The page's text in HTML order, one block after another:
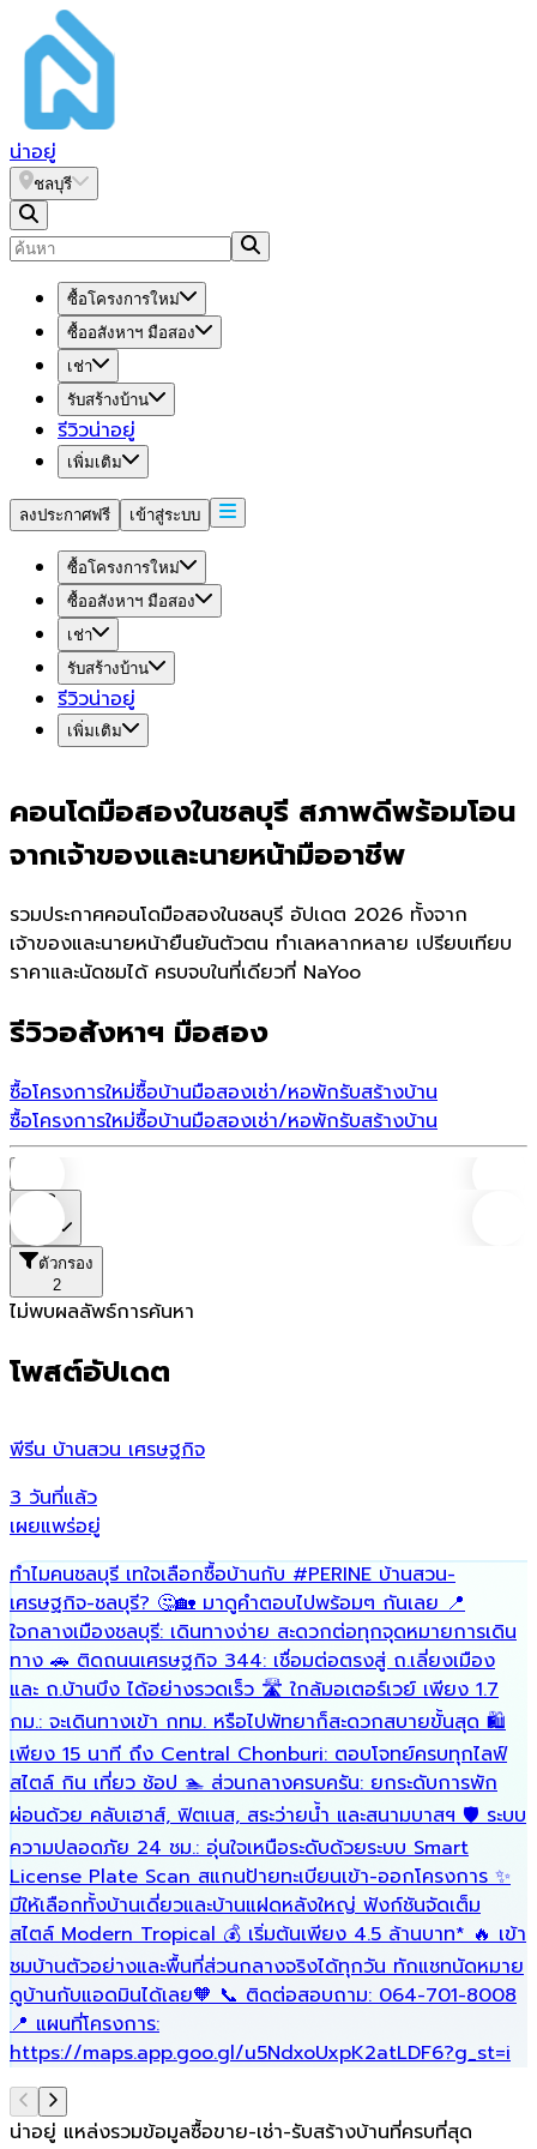
น่าอยู่
ชลบุรี
ซื้อโครงการใหม่
ซื้ออสังหาฯ มือสอง
เช่า
รับสร้างบ้าน
รีวิวน่าอยู่
เพิ่มเติม
ลงประกาศฟรี เข้าสู่ระบบ
ซื้อโครงการใหม่
ซื้ออสังหาฯ มือสอง
เช่า
รับสร้างบ้าน
รีวิวน่าอยู่
เพิ่มเติม
คอนโดมือสองในชลบุรี สภาพดีพร้อมโอน
จากเจ้าของและนายหน้ามืออาชีพ
รวมประกาศคอนโดมือสองในชลบุรี อัปเดต 2026 ทั้งจาก
เจ้าของและนายหน้ายืนยันตัวตน ทำเลหลากหลาย เปรียบเทียบ
ราคาและนัดชมได้ ครบจบในที่เดียวที่ NaYoo
รีวิวอสังหาฯ มือสอง
ซื้อโครงการใหม่ซื้อบ้านมือสองเช่า/หอพักรับสร้างบ้าน
ซื้อโครงการใหม่ซื้อบ้านมือสองเช่า/หอพักรับสร้างบ้าน
ตัวกรอง
2
ไม่พบผลลัพธ์การค้นหา
โพสต์อัปเดต
พีรีน บ้านสวน เศรษฐกิจ
3 วันที่แล้ว
เผยแพร่อยู่
ทำไมคนชลบุรี เทใจเลือกซื้อบ้านกับ#PERINEบ้านสวน-
เศรษฐกิจ-ชลบุรี? 🤔🏡 มาดูคำตอบไปพร้อมๆ กันเลย 📍
ใจกลางเมืองชลบุรี: เดินทางง่าย สะดวกต่อทุกจุดหมายการเดิน
ทาง 🚗 ติดถนนเศรษฐกิจ 344: เชื่อมต่อตรงสู่ ถ.เลี่ยงเมือง
และ ถ.บ้านบึง ได้อย่างรวดเร็ว 🛣️ ใกล้มอเตอร์เวย์ เพียง 1.7
กม.: จะเดินทางเข้า กทม. หรือไปพัทยาก็สะดวกสบายขั้นสุด 🛍️
เพียง 15 นาที ถึง Central Chonburi: ตอบโจทย์ครบทุกไลฟ์
สไตล์ กิน เที่ยว ช้อป 🏊 ส่วนกลางครบครัน: ยกระดับการพัก
ผ่อนด้วย คลับเฮาส์, ฟิตเนส, สระว่ายน้ำ และสนามบาสฯ 🛡️ ระบบ
ความปลอดภัย 24 ชม.: อุ่นใจเหนือระดับด้วยระบบ Smart
License Plate Scan สแกนป้ายทะเบียนเข้า-ออกโครงการ ✨
มีให้เลือกทั้งบ้านเดี่ยวและบ้านแฝดหลังใหญ่ ฟังก์ชันจัดเต็ม
สไตล์ Modern Tropical 💰 เริ่มต้นเพียง 4.5 ล้านบาท* 🔥 เข้า
ชมบ้านตัวอย่างและพื้นที่ส่วนกลางจริงได้ทุกวัน ทักแชทนัดหมาย
ดูบ้านกับแอดมินได้เลย🧡 📞 ติดต่อสอบถาม: 064-701-8008
📍 แผนที่โครงการ:
https://maps.app.goo.gl/u5NdxoUxpK2atLDF6?g_st=i
น่าอยู่ แหล่งรวมข้อมูลซื้อขาย-เช่า-รับสร้างบ้านที่ครบที่สุด